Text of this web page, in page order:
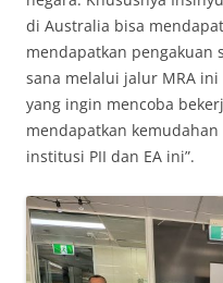
di Australia bisa
mendapatkan pengakuan
sana melalui jalur MRA
yang ingin mencoba
mendapatkan
institusi PII dan EA ini”.